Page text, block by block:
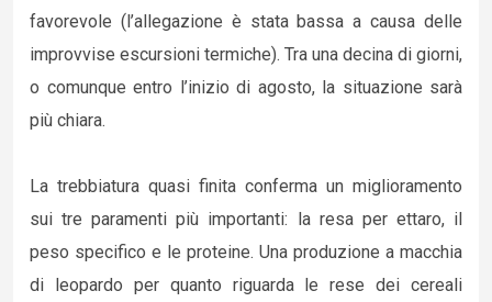
favorevole (l’allegazione è stata bassa a causa delle
improvvise escursioni termiche). Tra una decina di giorni,
o comunque entro l’inizio di agosto, la situazione sarà
più chiara.
La trebbiatura quasi finita conferma un miglioramento
sui tre paramenti più importanti: la resa per ettaro, il
peso specifico e le proteine. Una produzione a macchia
di leopardo per quanto riguarda le rese dei cereali